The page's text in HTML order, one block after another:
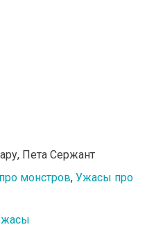
Пета Сержант
монстров, Ужасы про